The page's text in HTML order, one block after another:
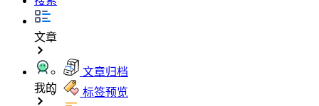
文章
文章归档
标签预览
我的